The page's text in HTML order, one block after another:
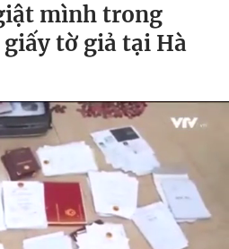
mình trong
tờ giả tại Hà